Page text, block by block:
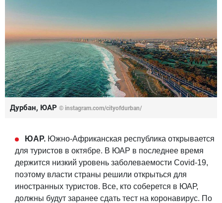
Дурбан, ЮАР © instagram.com/cityofdurban/
ЮАР. Южно-Африканская республика открывается
для туристов в октябре. В ЮАР в последнее время
держится низкий уровень заболеваемости Covid-19,
поэтому власти страны решили открыться для
иностранных туристов. Все, кто соберется в ЮАР,
должны будут заранее сдать тест на коронавирус. По